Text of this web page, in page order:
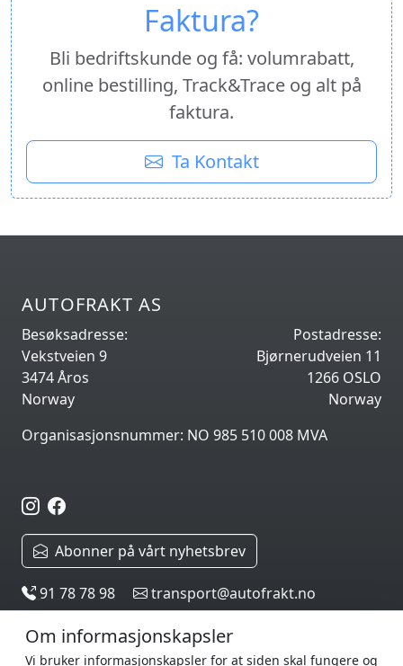
Faktura?
Bli bedriftskunde og få: volumrabatt,
online bestilling, Track&Trace og alt på
faktura.
Ta Kontakt
AUTOFRAKT AS
Besøksadresse:
Vekstveien 9
3474 Åros
Norway
Postadresse:
Bjørnerudveien 11
1266 OSLO
Norway
Organisasjonsnummer: NO 985 510 008 MVA
Abonner på vårt nyhetsbrev
91 78 78 98 transport@autofrakt.no
Om informasjonskapsler
Vi bruker informasjonskapsler for at siden skal fungere og